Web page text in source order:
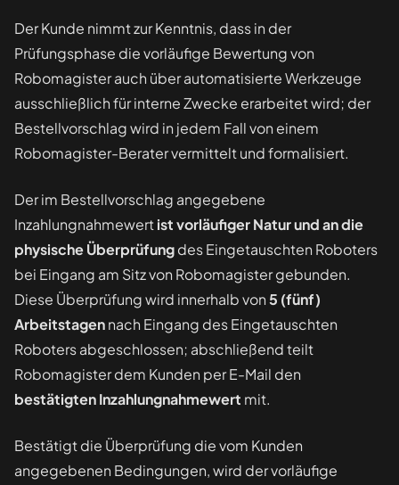
Der Kunde nimmt zur Kenntnis, dass in der
Prüfungsphase die vorläufige Bewertung von
Robomagister auch über automatisierte Werkzeuge
ausschließlich für interne Zwecke erarbeitet wird; der
Bestellvorschlag wird in jedem Fall von einem
Robomagister-Berater vermittelt und formalisiert.
Der im Bestellvorschlag angegebene
Inzahlungnahmewertist vorläufiger Natur und an die
physische Überprüfungdes Eingetauschten Roboters
bei Eingang am Sitz von Robomagister gebunden.
Diese Überprüfung wird innerhalb von5 (fünf)
Arbeitstagennach Eingang des Eingetauschten
Roboters abgeschlossen; abschließend teilt
Robomagister dem Kunden per E-Mail den
bestätigten Inzahlungnahmewert mit.
Bestätigt die Überprüfung die vom Kunden
angegebenen Bedingungen, wird der vorläufige